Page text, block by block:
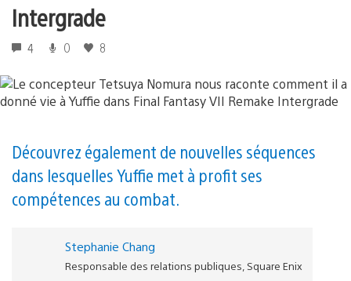
Intergrade
4 0 8
Découvrez également de nouvelles séquences
dans lesquelles Yuffie met à profit ses
compétences au combat.
Stephanie Chang
Responsable des relations publiques, Square Enix